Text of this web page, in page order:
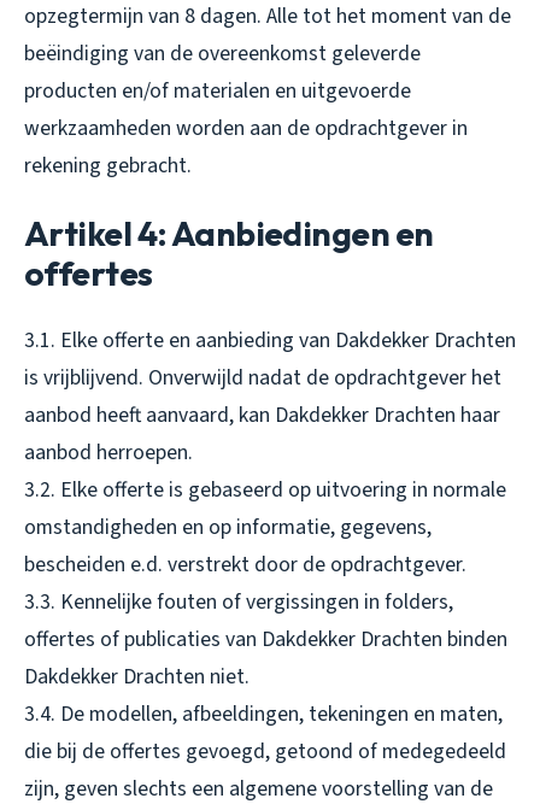
opzegtermijn van 8 dagen. Alle tot het moment van de
beëindiging van de overeenkomst geleverde
producten en/of materialen en uitgevoerde
werkzaamheden worden aan de opdrachtgever in
rekening gebracht.
Artikel 4: Aanbiedingen en
offertes
3.1. Elke offerte en aanbieding van Dakdekker Drachten
is vrijblijvend. Onverwijld nadat de opdrachtgever het
aanbod heeft aanvaard, kan Dakdekker Drachten haar
aanbod herroepen.
3.2. Elke offerte is gebaseerd op uitvoering in normale
omstandigheden en op informatie, gegevens,
bescheiden e.d. verstrekt door de opdrachtgever.
3.3. Kennelijke fouten of vergissingen in folders,
offertes of publicaties van Dakdekker Drachten binden
Dakdekker Drachten niet.
3.4. De modellen, afbeeldingen, tekeningen en maten,
die bij de offertes gevoegd, getoond of medegedeeld
zijn, geven slechts een algemene voorstelling van de